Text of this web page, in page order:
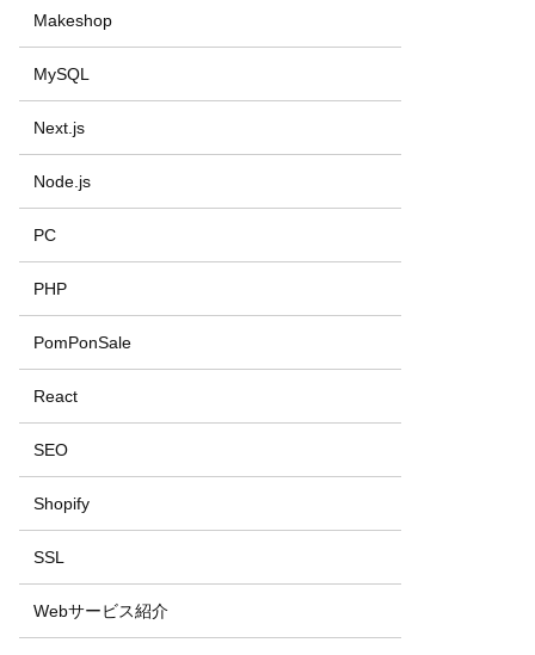
Makeshop
MySQL
Next.js
Node.js
PC
PHP
PomPonSale
React
SEO
Shopify
SSL
Webサービス紹介